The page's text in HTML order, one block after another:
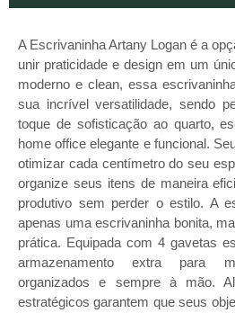
A Escrivaninha Artany Logan é a
unir praticidade e design em um
moderno e clean, essa
sua incrível versatilidade, sendo
toque de sofisticação ao quarto,
home office elegante e funcional.
otimizar cada centímetro do seu
organize seus itens de maneira
produtivo sem perder o estilo. A
apenas uma escrivaninha bonita,
prática. Equipada com 4 gavetas
armazenamento extra para
organizados e sempre à mão.
estratégicos garantem que seus